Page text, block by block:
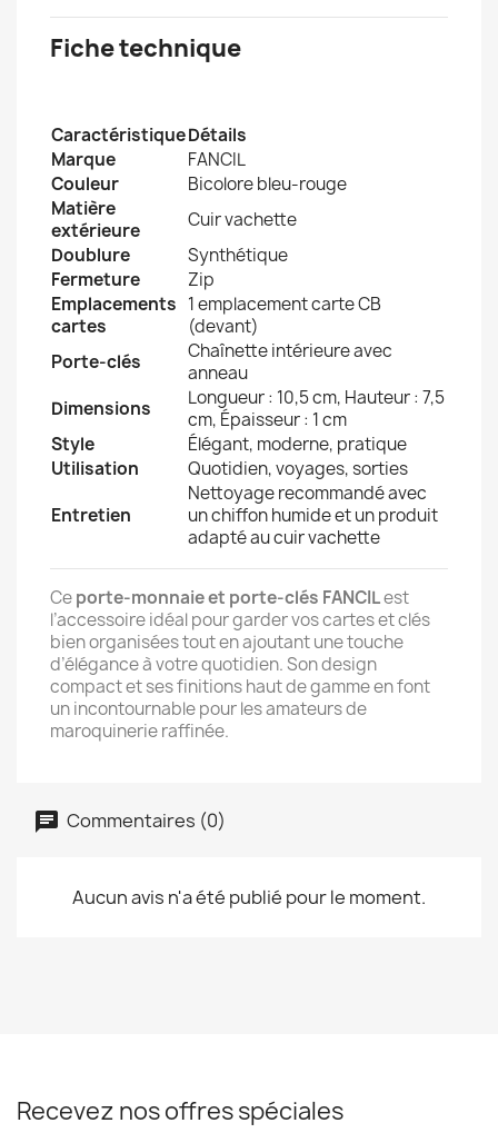
Fiche technique
CaractéristiqueDétails
Marque
FANCIL
Couleur
Bicolore bleu-rouge
Matière
extérieure
Cuir vachette
Doublure
Synthétique
Fermeture
Zip
Emplacements
cartes
1 emplacement carte CB
(devant)
Porte-clés
Chaînette intérieure avec
anneau
Dimensions
Longueur : 10,5 cm, Hauteur : 7,5
cm, Épaisseur : 1 cm
Style
Élégant, moderne, pratique
Utilisation
Quotidien, voyages, sorties
Entretien
Nettoyage recommandé avec
un chiffon humide et un produit
adapté au cuir vachette
Ceporte-monnaie et porte-clés FANCILest
l’accessoire idéal pour garder vos cartes et clés
bien organisées tout en ajoutant une touche
d’élégance à votre quotidien. Son design
compact et ses finitions haut de gamme en font
un incontournable pour les amateurs de
maroquinerie raffinée.
Commentaires (0)
Aucun avis n'a été publié pour le moment.
Recevez nos offres spéciales